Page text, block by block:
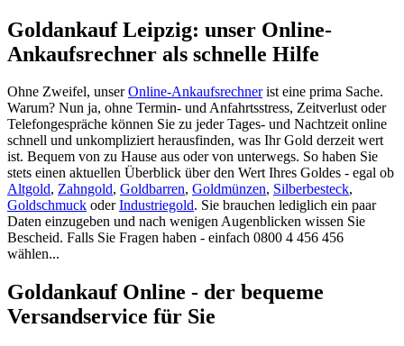
Goldankauf Leipzig: unser Online-
Ankaufsrechner als schnelle Hilfe
Ohne Zweifel, unserOnline-Ankaufsrechnerist eine prima Sache.
Warum? Nun ja, ohne Termin- und Anfahrtsstress, Zeitverlust oder
Telefongespräche können Sie zu jeder Tages- und Nachtzeit online
schnell und unkompliziert herausfinden, was Ihr Gold derzeit wert
ist. Bequem von zu Hause aus oder von unterwegs. So haben Sie
stets einen aktuellen Überblick über den Wert Ihres Goldes - egal ob
Altgold, Zahngold, Goldbarren, Goldmünzen, Silberbesteck,
Goldschmuck oderIndustriegold. Sie brauchen lediglich ein paar
Daten einzugeben und nach wenigen Augenblicken wissen Sie
Bescheid. Falls Sie Fragen haben - einfach 0800 4 456 456
wählen...
Goldankauf Online - der bequeme
Versandservice für Sie